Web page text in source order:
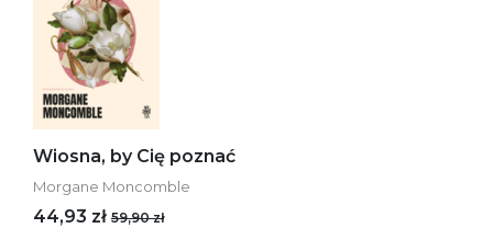
Wiosna, by Cię poznać
Morgane Moncomble
44,93 zł 59,90 zł